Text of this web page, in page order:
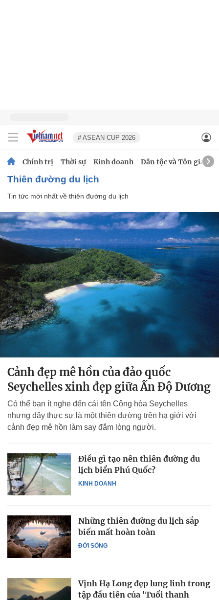
# ASEAN CUP 2026
Chính trị Thời sự Kinh doanh Dân tộc và Tôn giáo
thiên đường du lịch
Tin tức mới nhất về thiên đường du lịch
Cảnh đẹp mê hồn của đảo quốc
Seychelles xinh đẹp giữa Ấn Độ Dương
Có thể bạn ít nghe đến cái tên Cộng hòa Seychelles
nhưng đây thực sự là một thiên đường trên hạ giới với
cảnh đẹp mê hồn làm say đắm lòng người.
KINH DOANH
Điều gì tạo nên thiên đường du
lịch biển Phú Quốc?
ĐỜI SỐNG
Những thiên đường du lịch sắp
biến mất hoàn toàn
Vịnh Hạ Long đẹp lung linh trong
tập đầu tiên của 'Tuổi thanh